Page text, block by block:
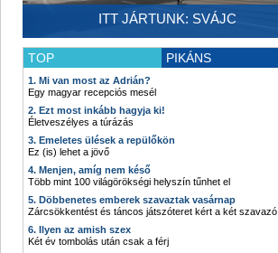
ITT JÁRTUNK: SVÁJC
TOP PIKÁNS
1. Mi van most az Adrián?
Egy magyar recepciós mesél
2. Ezt most inkább hagyja ki!
Életveszélyes a túrázás
3. Emeletes ülések a repülőkön
Ez (is) lehet a jövő
4. Menjen, amíg nem késő
Több mint 100 világörökségi helyszín tűnhet el
5. Döbbenetes emberek szavaztak vasárnap
Zárcsökkentést és táncos játszóteret kért a két szavazó
6. Ilyen az amish szex
Két év tombolás után csak a férj